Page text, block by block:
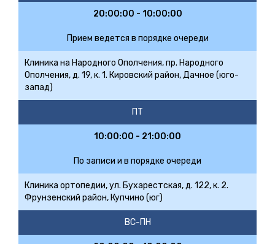
20:00:00 - 10:00:00
Прием ведется в порядке очереди
Клиника на Народного Ополчения, пр. Народного
Ополчения, д. 19, к. 1. Кировский район, Дачное (юго-
запад)
ПТ
10:00:00 - 21:00:00
По записи и в порядке очереди
Клиника ортопедии, ул. Бухарестская, д. 122, к. 2.
Фрунзенский район, Купчино (юг)
ВС-ПН